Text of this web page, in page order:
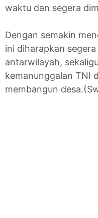
waktu dan segera
Dengan semakin
ini diharapkan
antarwilayah,
kemanunggalan TNI
membangun